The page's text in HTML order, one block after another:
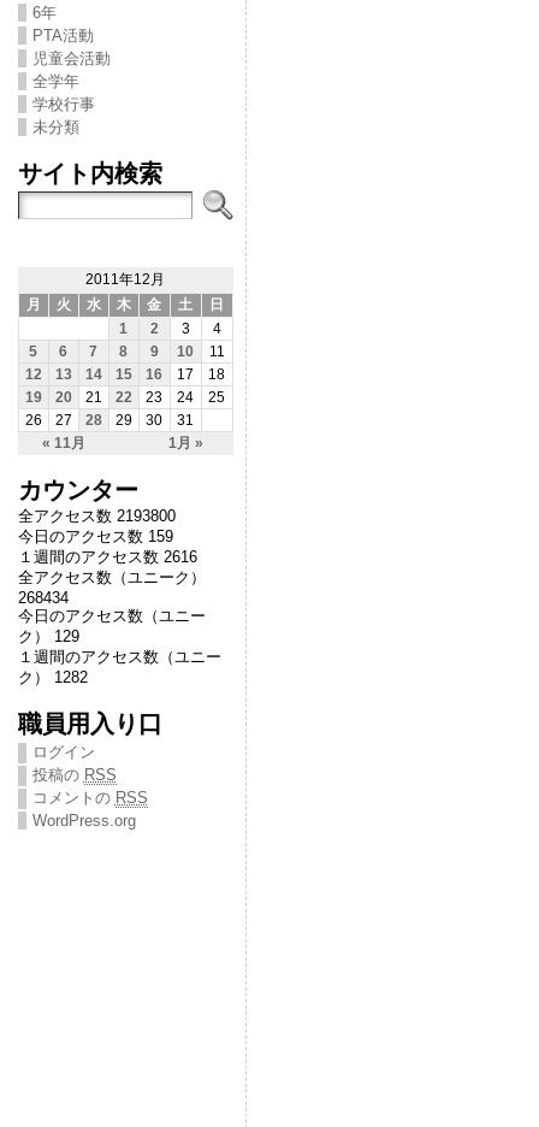
6年
PTA活動
児童会活動
全学年
学校行事
未分類
サイト内検索
2011年12月
月
火 水 木 金 土 日
« 11月 1月 »
1 2 3
4
5
6 7 8 9 10
11
12
13 14 15 16 17
18
19
20 21 22 23 24
25
26
27 28 29 30 31
カウンター
全アクセス数 2193800
今日のアクセス数 159
１週間のアクセス数 2616
全アクセス数（ユニーク）
268434
今日のアクセス数（ユニー
ク） 129
１週間のアクセス数（ユニー
ク） 1282
職員用入り口
ログイン
投稿の RSS
コメントの RSS
WordPress.org